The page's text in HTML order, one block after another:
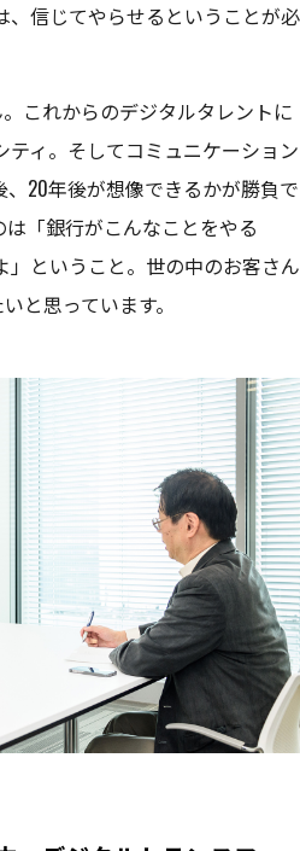
、信じてやらせるということが必
。これからのデジタルタレントに
ィ。そしてコミュニケーション
、20年後が想像できるかが勝負で
「銀行がこんなことをやる
ということ。世の中のお客さん
と思っています。